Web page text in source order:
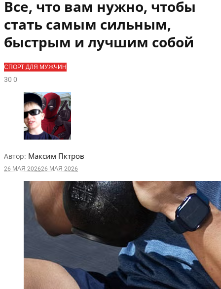
Все, что вам нужно, чтобы
стать самым сильным,
быстрым и лучшим собой
СПОРТ ДЛЯ МУЖЧИН
300
Автор: Максим Пктров
26 МАЯ 202626 МАЯ 2026